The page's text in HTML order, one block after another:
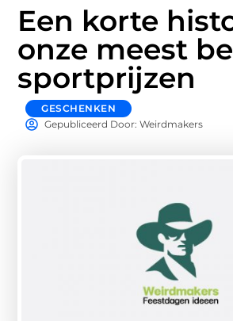
Een korte
onze meest
sportprijzen
GESCHENKEN
Gepubliceerd Door: Weirdmakers